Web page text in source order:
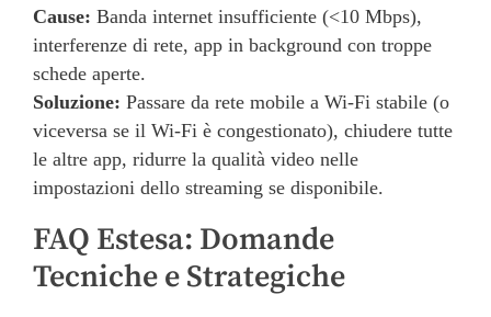
Cause: Banda internet insufficiente (<10 Mbps),
interferenze di rete, app in background con troppe
schede aperte.
Soluzione: Passare da rete mobile a Wi-Fi stabile (o
viceversa se il Wi-Fi è congestionato), chiudere tutte
le altre app, ridurre la qualità video nelle
impostazioni dello streaming se disponibile.
FAQ Estesa: Domande
Tecniche e Strategiche